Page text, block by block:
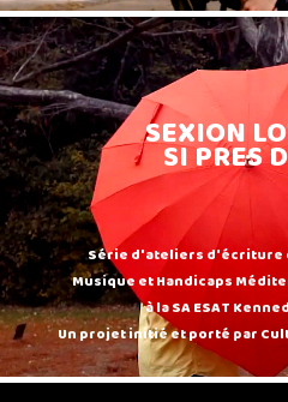
SEXION
SI PRES
Série d'ateliers d'écriture
Musique et Handicaps
à la SA ESAT
Un projet initié et porté par